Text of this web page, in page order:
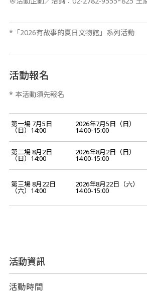
*「2026有故事的夏日文物館」系列活動
活動報名
* 本活動須先報名
第一場 7月5日
（日）14:00
2026年7月5日（日）
14:00-15:00
第二場 8月2日
（日）14:00
2026年8月2日（日）
14:00-15:00
第三場 8月22日
（六）14:00
2026年8月22日（六）
14:00-15:00
活動資訊
活動時間